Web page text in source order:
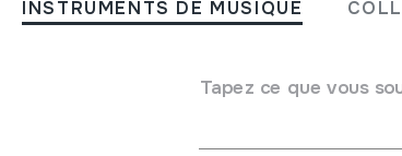
INSTRUMENTS DE MUSIQUE
Tapez ce que vous